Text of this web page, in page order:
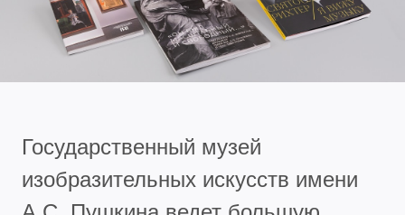
Государственный музей
изобразительных искусств имени